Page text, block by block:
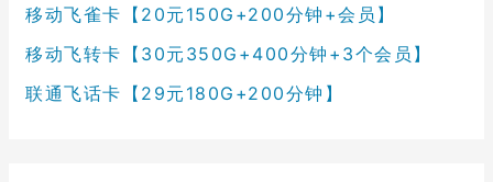
移动飞雀卡【20元150G+200分钟+会员】
移动飞转卡【30元350G+400分钟+3个会员】
联通飞话卡【29元180G+200分钟】